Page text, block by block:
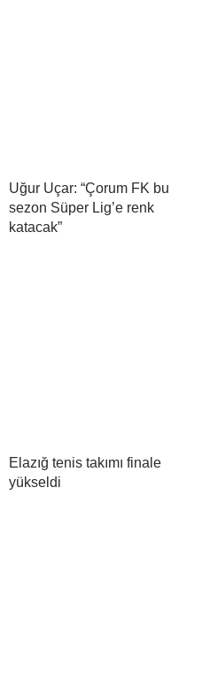
Uğur Uçar: “Çorum FK bu
sezon Süper Lig’e renk
katacak”
Elazığ tenis takımı finale
yükseldi